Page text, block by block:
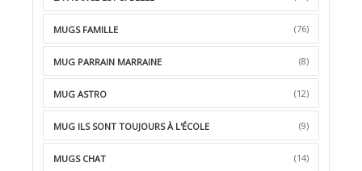
MUGS FAMILLE (76)
MUG PARRAIN MARRAINE (8)
MUG ASTRO (12)
MUG ILS SONT TOUJOURS À L'ÉCOLE (9)
MUGS CHAT (14)